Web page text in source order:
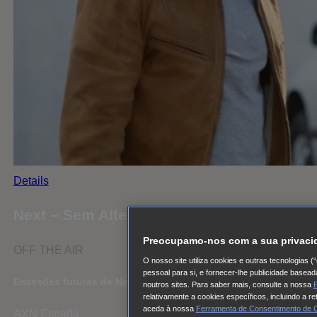
Details
OFF THE AIR
Emissões futuras de Next – Sem Alternativa
Preocupamo-nos com a sua
O nosso site utiliza cookies e outras tecnologias
pessoal para si, e fornecer-lhe publicidade
noutros sites. Para saber mais, consulte a nossa
relativamente a cookies específicos, incluindo a
aceda à nossa Ferramenta de Consentimento de